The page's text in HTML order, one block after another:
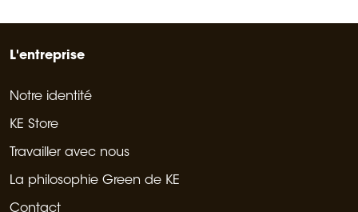
L'entreprise
Notre identité
KE Store
Travailler avec nous
La philosophie Green de KE
Contact